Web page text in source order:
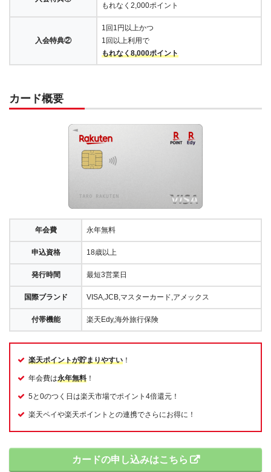
もれなく2,000ポイント
入会特典②
1回1円以上かつ
1回以上利用で
もれなく8,000ポイント
カード概要
年会費 永年無料
申込資格 18歳以上
発行時間 最短3営業日
国際ブランド VISA,JCB,マスターカード,アメックス
付帯機能 楽天Edy,海外旅行保険
楽天ポイントが貯まりやすい ！
年会費は永年無料 ！
5と0のつく日は楽天市場でポイント4倍還元！
楽天ペイや楽天ポイントとの連携でさらにお得に！
カードの申し込みはこちら